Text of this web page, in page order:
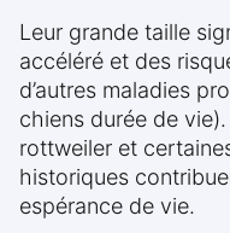
Leur grande taille
accéléré et des
d’autres maladies
chiens durée de
rottweiler et
historiques
espérance de vie.